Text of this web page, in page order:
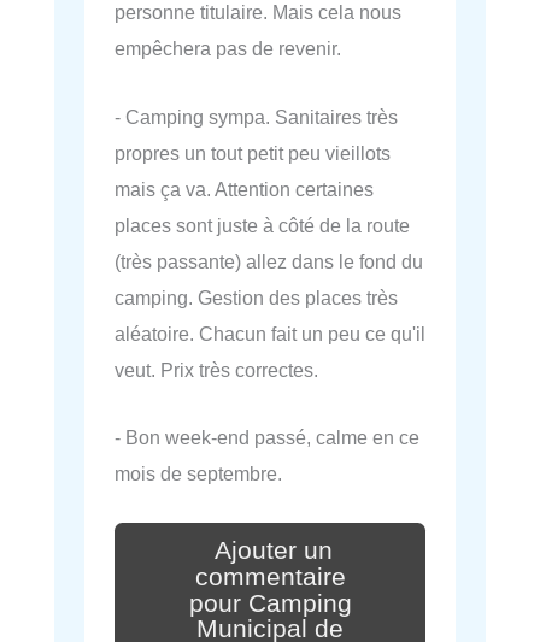
personne titulaire. Mais cela nous
empêchera pas de revenir.
- Camping sympa. Sanitaires très
propres un tout petit peu vieillots
mais ça va. Attention certaines
places sont juste à côté de la route
(très passante) allez dans le fond du
camping. Gestion des places très
aléatoire. Chacun fait un peu ce qu'il
veut. Prix très correctes.
- Bon week-end passé, calme en ce
mois de septembre.
Ajouter un
commentaire
pour Camping
Municipal de